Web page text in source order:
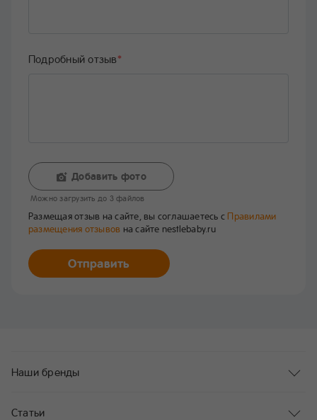
Подробный отзыв*
Добавить фото
Mожно загрузить до 3 файлов
Размещая отзыв на сайте, вы соглашаетесь с Правилами
размещения отзывов на сайте nestlebaby.ru
Отправить
Наши бренды
Статьи